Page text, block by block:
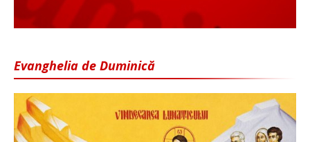
Evanghelia de Duminică